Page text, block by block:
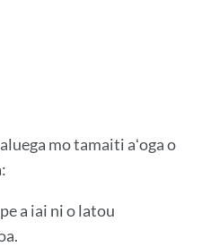
mo tamaiti aʻoga o
a iai ni o latou